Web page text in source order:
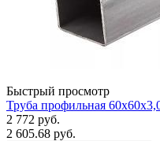
Быстрый просмотр
Труба профильная
2 772 руб.
2 605.68 руб.